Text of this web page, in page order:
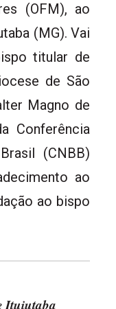
(OFM), ao
(MG). Vai
titular de
de São
Magno de
Conferência
(CNBB)
ao
ao bispo
Ituiutaba